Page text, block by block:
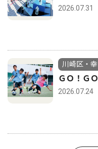
2026.07.31
川崎区・
ＧＯ！Ｇ
2026.07.24